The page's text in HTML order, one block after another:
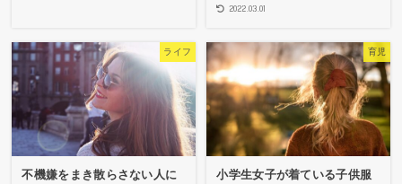
2022.03.01
ライフ
不機嫌をまき散らさない人に
育児
小学生女子が着ている子供服